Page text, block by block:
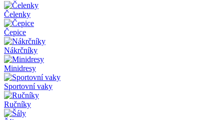
Čelenky
Čepice
Nákrčníky
Minidresy
Sportovní vaky
Ručníky